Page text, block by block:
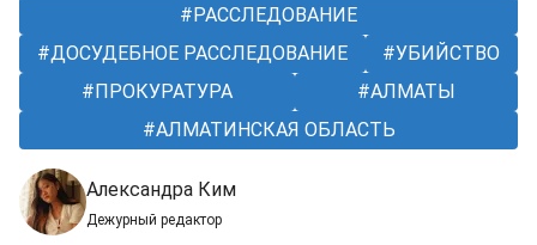
РАССЛЕДОВАНИЕ
ДОСУДЕБНОЕ РАССЛЕДОВАНИЕ
УБИЙСТВО
ПРОКУРАТУРА
АЛМАТЫ
АЛМАТИНСКАЯ ОБЛАСТЬ
Александра Ким
Дежурный редактор